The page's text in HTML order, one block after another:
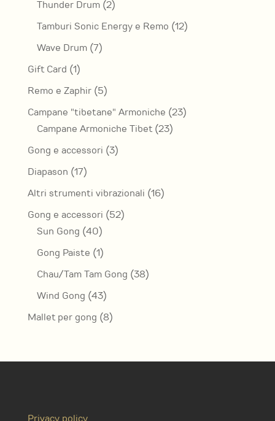
Thunder Drum 22
prodotti
Tamburi Sonic Energy e Remo 1212
Wave Drum 77
Gift Card 11
prodotto
Remo e Zaphir 55
prodotti
Campane "tibetane" Armoniche 2323
Campane Armoniche Tibet 2323
Gong e accessori 33
Diapason 1717
prodotti
Altri strumenti vibrazionali 1616
Gong e accessori 5252
Sun Gong 4040
prodotti
Gong Paiste 11
prodotto
Chau/Tam Tam Gong 3838
Wind Gong 4343
prodotti
Mallet per gong 88